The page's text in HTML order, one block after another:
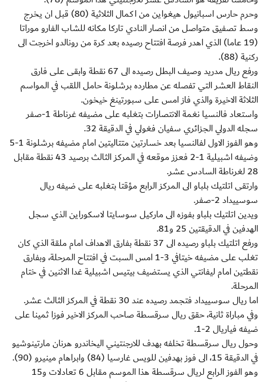
وحرم حارس اسبانيول هيغواين من اكمال الثلاثية (80) قبل ان يخرج
وسط تصفيق متواصل من انصار النادي تاركا مكانه للشاب الفارو موراتا
(19 عاما) الذي اهدر فرصة افتتاح رصيده بعد كرة من رونالدو اخرجت الى
ركنية (88).
ورفع ريال مدريد وصيف البطل رصيده الى 67 نقطة وابقى على فارق
النقاط العشر التي تفصله عن مطارده برشلونة حامل اللقب في المواسم
الثلاثة الاخيرة والذي فاز امس على سبورتينغ خيخون.
واستعاد فالنسيا نغمة الانتصارات بتغلبه على مضيفه غرناطة 1-صفر
سجله الدولي الجزائري سفيان فغولي في الدقيقة 32.
وهو الفوز الاول لفالنسيا بعد خسارتين متتاليتين امام مضيفه برشلونة 1-5
وضيفه اشبيلية 1-2 فعزز موقعه في المركز الثالث برصيد 43 نقطة مقابل
28 لغرناطة السادس عشر.
وارتقى اتلتيك بلباو الى المركز الرابع مؤقتا بتغلبه على ضيفه ريال
سوسييداد 2-صفر.
ويدين اتلتيك بلباو بفوزه الى ماركيل سوسايتا لاسكوراين الذي سجل
الهدفين في الدقيقتين 25 و81.
ورفع اتلتيك بلباو رصيده الى 37 نقطة بفارق الاهداف امام ملقة الذي كان
تغلب على مضيفه خيتافي 3-1 امس السبت في افتتاح المرحلة، وبفارق
نقطتين امام ليفانتي الذي يستضيف بيتيس اشبيلية غدا الاثنين في ختام
المرحلة.
اما ريال سوسييداد فتجمد رصيده عند 30 نقطة في المركز الثالث عشر.
وفي مباراة ثانية، حقق ريال سرقسطة صاحب المركز الاخير فوزا ثمينا على
ضيفه فياريال 2-1.
وحول ريال سرقسطة تخلفه بهدف للارجنتيني اليخاندرو هرنان مارتينوشيو
في الدقيقة 15، الى فوز بهدفين للويس غارسيا (84) وابراهام مينيرو (90).
وهو الفوز الرابع لريال سرقسطة هذا الموسم مقابل 6 تعادلات و15